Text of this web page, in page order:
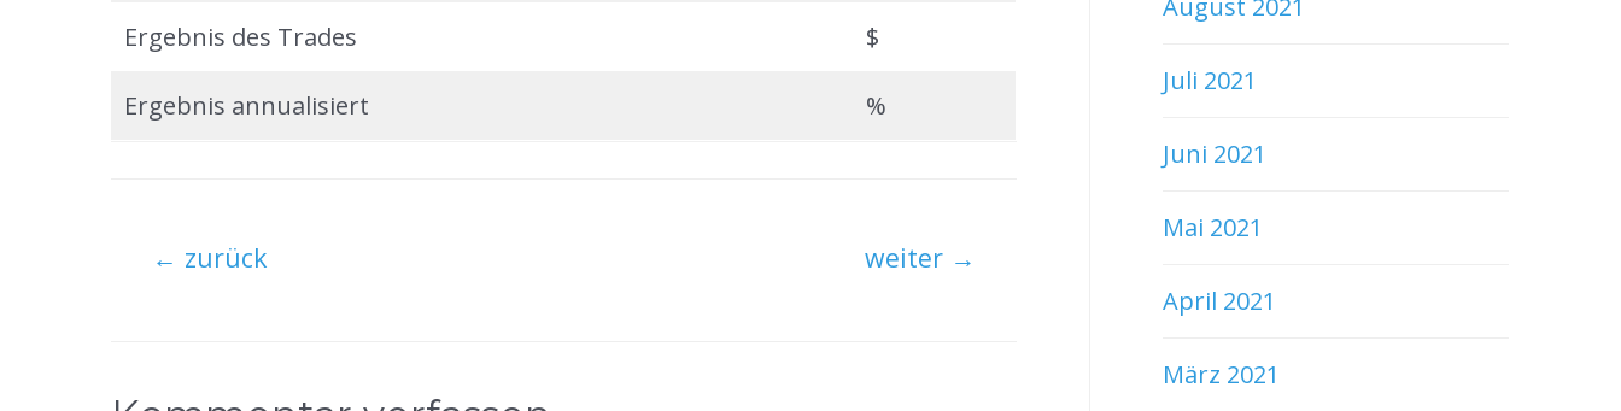
Ergebnis des Trades $
Ergebnis annualisiert %
Beitragsnavigation
← zurück weiter →
August 2021
Juli 2021
Juni 2021
Mai 2021
April 2021
März 2021